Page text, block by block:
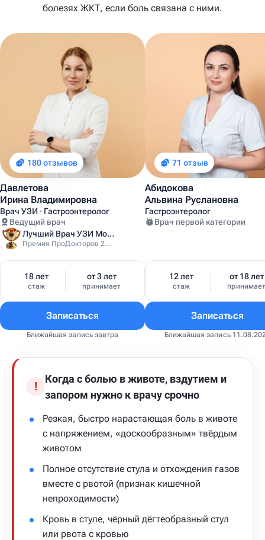
болезях ЖКТ, если боль связана с ними.
180 отзывов
Давлетова
Ирина Владимировна
Врач УЗИ · Гастроэнтеролог
Ведущий врач
Лучший Врач УЗИ Москвы
Премия ПроДокторов 2025
18 лет
стаж
от 3 лет
принимает
Записаться
Ближайшая запись завтра
71 отзыв
Абидокова
Альвина Руслановна
Гастроэнтеролог
Врач первой категории
12 лет
стаж
от 18 лет
принимает
Записаться
Ближайшая запись
!
Когда с болью в животе, вздутием и
запором нужно к врачу срочно
Резкая, быстро нарастающая боль в животе
с напряжением, «доскообразным» твёрдым
животом
Полное отсутствие стула и отхождения газов
вместе с рвотой (признак кишечной
непроходимости)
Кровь в стуле, чёрный дёгтеобразный стул
или рвота с кровью